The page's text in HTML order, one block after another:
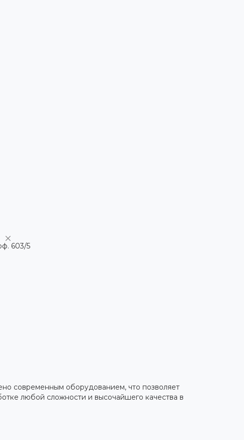
603/5
современным оборудованием, что позволяет
любой сложности и высочайшего качества в